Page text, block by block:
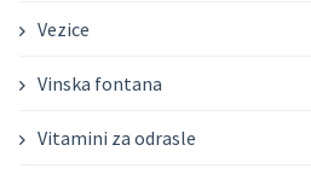
Vezice
Vinska fontana
Vitamini za odrasle